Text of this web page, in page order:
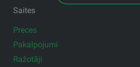
Saites
Preces
Pakalpojumi
Ražotāji